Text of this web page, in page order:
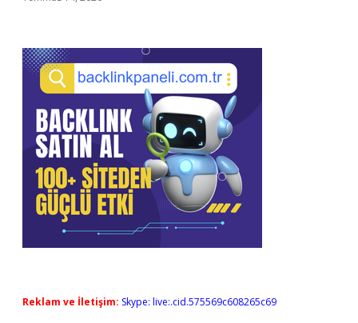
Reklam ve İletişim: Skype: live:.cid.575569c608265c69